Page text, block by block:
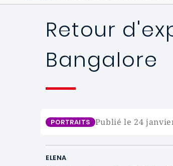
Retour
Bangalore
PORTRAITS Publié le 24
ELENA